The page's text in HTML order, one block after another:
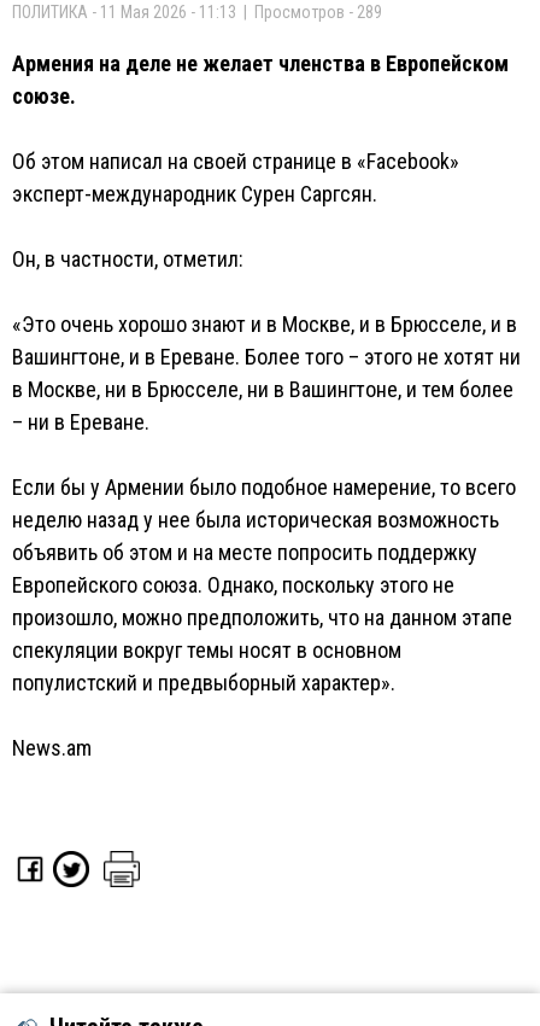
ПОЛИТИКА - 11 Мая 2026 - 11:13 | Просмотров - 289
Армения на деле не желает членства в Европейском
союзе.
Об этом написал на своей странице в «Facebook»
эксперт-международник Сурен Саргсян.
Он, в частности, отметил:
«Это очень хорошо знают и в Москве, и в Брюсселе, и в
Вашингтоне, и в Ереване. Более того – этого не хотят ни
в Москве, ни в Брюсселе, ни в Вашингтоне, и тем более
– ни в Ереване.
Если бы у Армении было подобное намерение, то всего
неделю назад у нее была историческая возможность
объявить об этом и на месте попросить поддержку
Европейского союза. Однако, поскольку этого не
произошло, можно предположить, что на данном этапе
спекуляции вокруг темы носят в основном
популистский и предвыборный характер».
News.am